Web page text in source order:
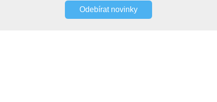
Odebírat novinky